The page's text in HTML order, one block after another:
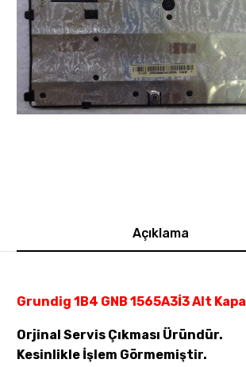
Açıklama
Grundig 1B4 GNB 1565A3İ3 Alt
Orjinal Servis Çıkması Üründür.
Kesinlikle İşlem Görmemiştir.